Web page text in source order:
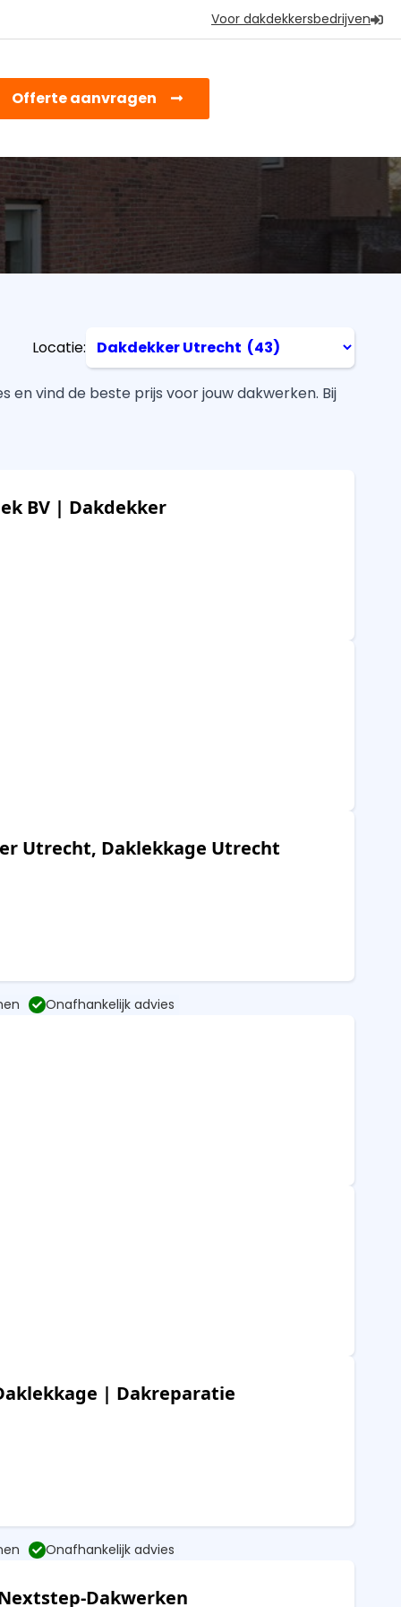
Voor dakdekkersbedrijven
Offerte aanvragen
Locatie: Filter
Volgens
Locatie
vind de beste prijs voor jouw dakwerken. Bij
BV | Dakdekker
Utrecht, Daklekkage Utrecht
Onafhankelijk advies
| Dakreparatie
Onafhankelijk advies
Dakwerken